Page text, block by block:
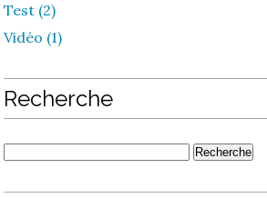
Test (2)
Vidéo (1)
Recherche